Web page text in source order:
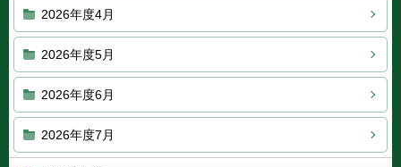
2026年度4月
2026年度5月
2026年度6月
2026年度7月